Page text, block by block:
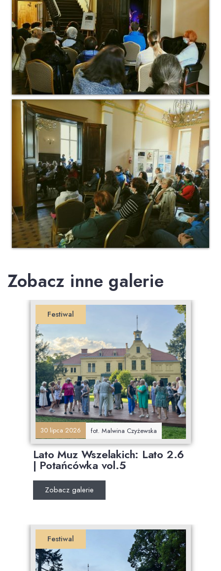
Zobacz inne galerie
Festiwal
30 lipca 2026 fot. Malwina Czyżewska
Lato Muz Wszelakich: Lato 2.6
| Potańcówka vol.5
Zobacz galerie
Festiwal